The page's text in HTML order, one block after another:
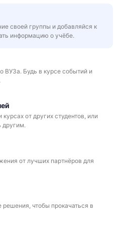
своей группы и добавляйся к
информацию о учёбе.
ВУЗа. Будь в курсе событий и
от других студентов, или
другим.
от лучших партнёров для
чтобы прокачаться в